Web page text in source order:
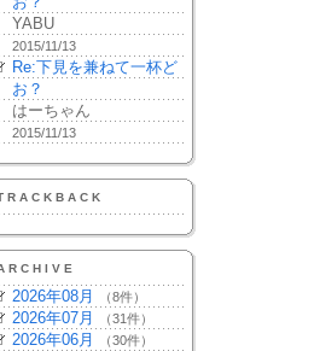
YABU
2015/11/13
Re:下見を兼ねて一杯ど
お？
はーちゃん
2015/11/13
2026年08月 （8件）
2026年07月 （31件）
2026年06月 （30件）